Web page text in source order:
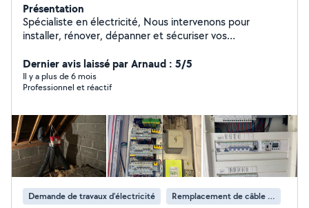
Présentation
Spécialiste en électricité, Nous intervenons pour
installer, rénover, dépanner et sécuriser vos
Dernier avis laissé par Arnaud : 5/5
Il y a plus de 6 mois
Professionnel et réactif
Demande de travaux d’électricité Remplacement de câble électrique